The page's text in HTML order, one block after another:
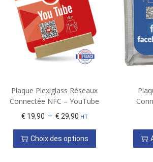
Plaque Plexiglass Réseaux
Connectée NFC – YouTube
€ 19,90 – € 29,90 HT
Choix des options